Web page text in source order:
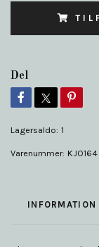
Del
Lagersaldo: 1
Varenummer: KJO164
INFORMATION